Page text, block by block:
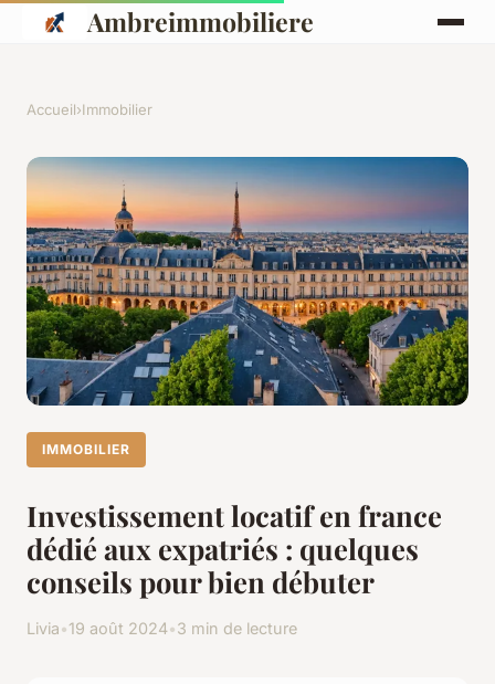
Ambreimmobiliere
Accueil›Immobilier
IMMOBILIER
Investissement locatif en france
dédié aux expatriés : quelques
conseils pour bien débuter
Livia•19 août 2024•3 min de lecture